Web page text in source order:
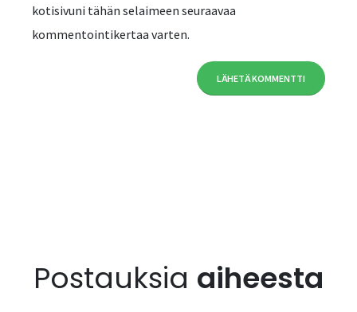
kotisivuni tähän selaimeen seuraavaa
kommentointikertaa varten.
Postauksia aiheesta